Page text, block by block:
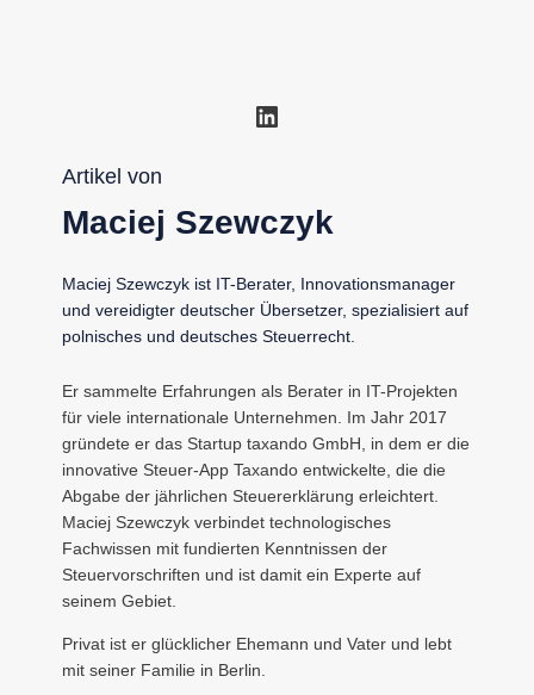
LinkedIn
Artikel von
Maciej Szewczyk
Maciej Szewczyk ist IT-Berater, Innovationsmanager
und vereidigter deutscher Übersetzer, spezialisiert auf
polnisches und deutsches Steuerrecht.
Er sammelte Erfahrungen als Berater in IT-Projekten
für viele internationale Unternehmen. Im Jahr 2017
gründete er das Startup taxando GmbH, in dem er die
innovative Steuer-App Taxando entwickelte, die die
Abgabe der jährlichen Steuererklärung erleichtert.
Maciej Szewczyk verbindet technologisches
Fachwissen mit fundierten Kenntnissen der
Steuervorschriften und ist damit ein Experte auf
seinem Gebiet.
Privat ist er glücklicher Ehemann und Vater und lebt
mit seiner Familie in Berlin.